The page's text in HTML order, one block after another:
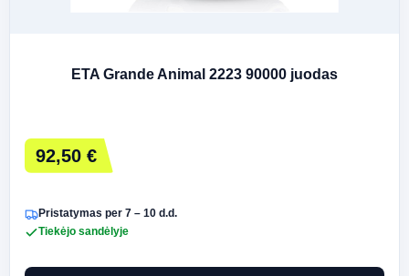
ETA Grande Animal 2223 90000 juodas
92,50 €
Pristatymas per 7 – 10 d.d.
Tiekėjo sandėlyje